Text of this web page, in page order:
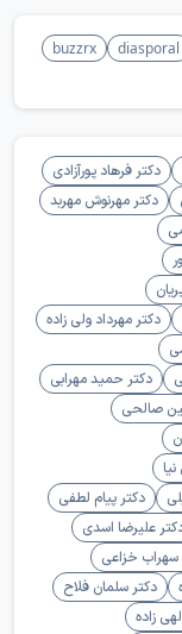
diasporal
buzzrx
دکتر فرهاد پورآزادی
دکتر مهرنوش مهربد
دکتر مهرداد ولی زاده
دکتر حمید مهرابی
صالحی
دکتر پیام لطفی
علیرضا اسدی
سهراب خزاعی
دکتر سلمان فلاح
زاده